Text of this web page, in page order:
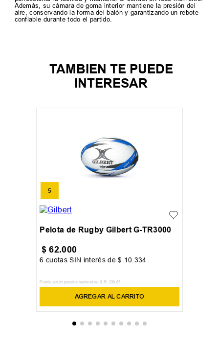
Además, su cámara de goma interior mantiene la presión del
aire, conservando la forma del balón y garantizando un rebote
confiable durante todo el partido.
TAMBIEN TE PUEDE
INTERESAR
5
Pelota de Rugby Gilbert G-TR3000
$ 62.000
6 cuotas SIN interés de$ 10 334
Precio sin impuestos nacionales: $ 51 239 67
AGREGAR AL CARRITO